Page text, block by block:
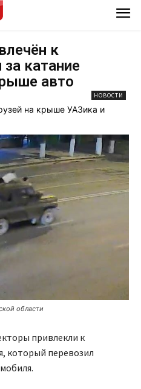
к
катание
авто
НОВОСТИ
на крыше УАЗика и
области
привлекли к
который перевозил